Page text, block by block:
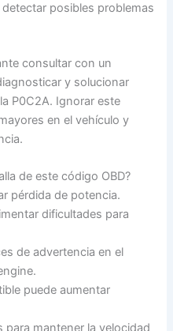
posibles problemas
consultar con un
y solucionar
P0C2A. Ignorar este
en el vehículo y
de este código OBD?
pérdida de potencia.
dificultades para
de advertencia en el
puede aumentar
para mantener la velocidad